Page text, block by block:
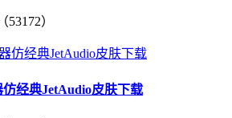
53172）
经典JetAudio皮肤下载